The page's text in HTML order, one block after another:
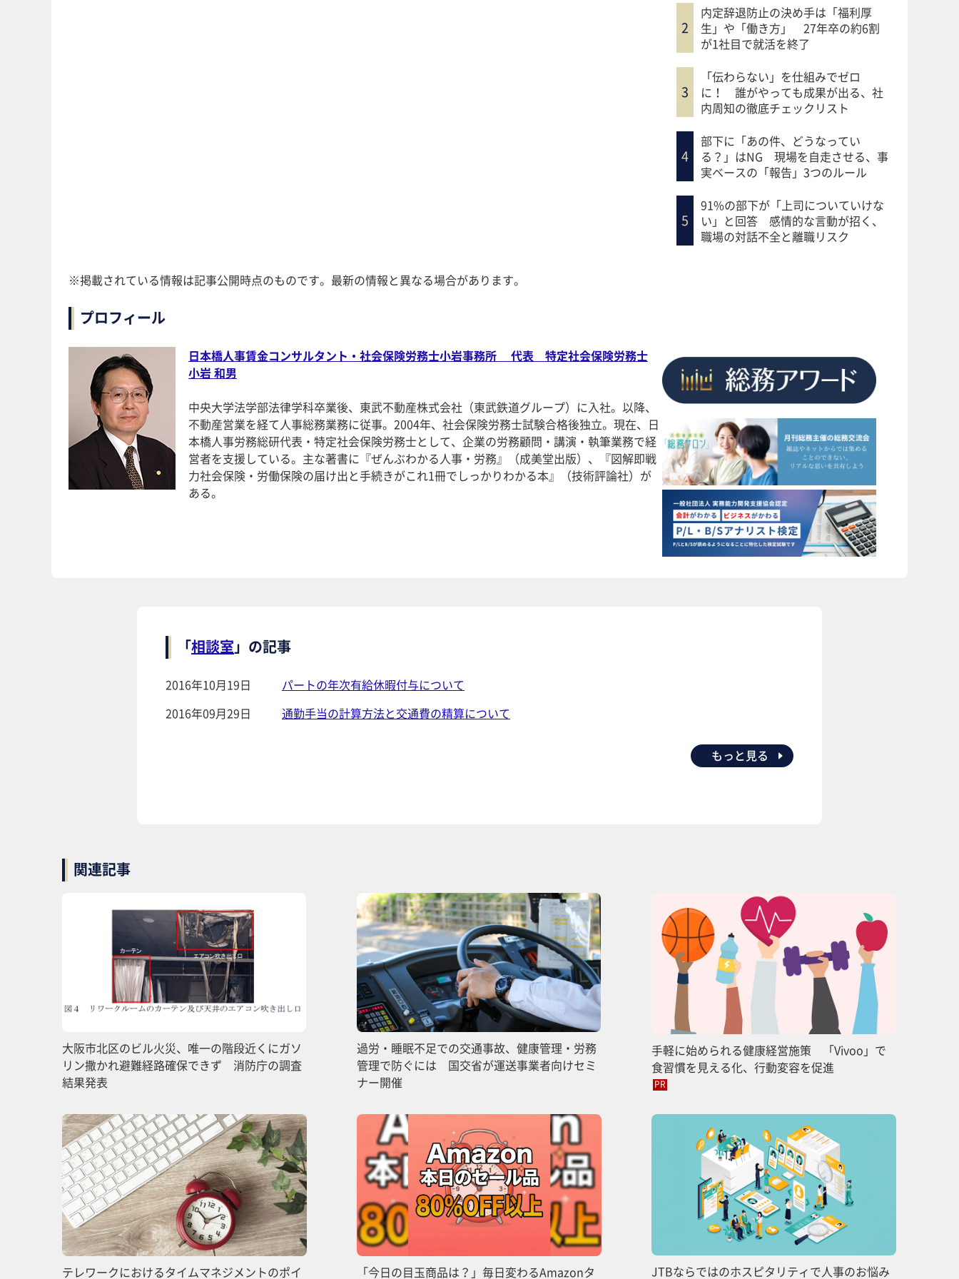
内定辞退防止の決め手は「福利厚
生」や「働き方」 27年卒の約6割
が1社目で就活を終了
「伝わらない」を仕組みでゼロ
に！ 誰がやっても成果が出る、社
内周知の徹底チェックリスト
部下に「あの件、どうなってい
る？」はNG 現場を自走させる、事
実ベースの「報告」3つのルール
91%の部下が「上司についていけな
い」と回答 感情的な言動が招く、
職場の対話不全と離職リスク
※掲載されている情報は記事公開時点のものです。最新の情報と異なる場合があります。
プロフィール
日本橋人事賃金コンサルタント・社会保険労務士小岩事務所 代表 特定社会保険労務士
小岩 和男
中央大学法学部法律学科卒業後、東武不動産株式会社（東武鉄道グループ）に入社。以降、
不動産営業を経て人事総務業務に従事。2004年、社会保険労務士試験合格後独立。現在、日
本橋人事労務総研代表・特定社会保険労務士として、企業の労務顧問・講演・執筆業務で経
営者を支援している。主な著書に『ぜんぶわかる人事・労務』（成美堂出版）、『図解即戦
力社会保険・労働保険の届け出と手続きがこれ1冊でしっかりわかる本』（技術評論社）が
ある。
「相談室」の記事
2016年10月19日
パートの年次有給休暇付与について
2016年09月29日
通勤手当の計算方法と交通費の精算について
もっと見る
関連記事
大阪市北区のビル火災、唯一の階段近くにガソ
リン撒かれ避難経路確保できず 消防庁の調査
結果発表
過労・睡眠不足での交通事故、健康管理・労務
管理で防ぐには 国交省が運送事業者向けセミ
ナー開催
手軽に始められる健康経営施策 「Vivoo」で
食習慣を見える化、行動変容を促進
PR
テレワークにおけるタイムマネジメントのポイ 「今日の目玉商品は？」毎日変わるAmazonタ JTBならではのホスピタリティで人事のお悩み